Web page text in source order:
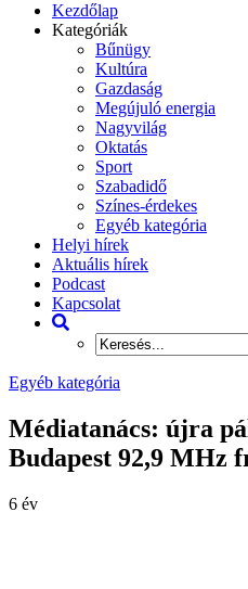
Kezdőlap
Kategóriák
Bűnügy
Kultúra
Gazdaság
Megújuló energia
Nagyvilág
Oktatás
Sport
Szabadidő
Színes-érdekes
Egyéb kategória
Helyi hírek
Aktuális hírek
Podcast
Kapcsolat
Egyéb kategória
Médiatanács: újra
Budapest 92,9 MHz
6 év